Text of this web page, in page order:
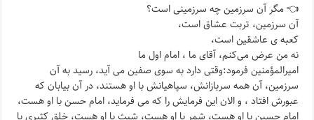
👈 مگر آن سرزمین چه سرزمینی است؟
آن سرزمین، تربت عشاق است،
کعبه ی عاشقین است،
نه من عرض می‌کنم، آقای ما ، امام اول ما
امیرالمؤمنین فرمود:وقتی دارد به سوی صفین می آید، رسید به آن
سرزمین، آن همه سربازانش، سپاهیانش با او هستند، در آن بیابان که
عبورش افتاد ، و الان این فرمایش را که می فرماید، امام حسن با او هست،